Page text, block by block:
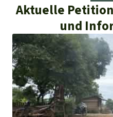
Aktuelle
und